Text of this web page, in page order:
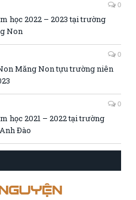
0
học 2022 – 2023 tại trường
Non
0
Măng Non tựu trường niên
0
học 2021 – 2022 tại trường
Đào